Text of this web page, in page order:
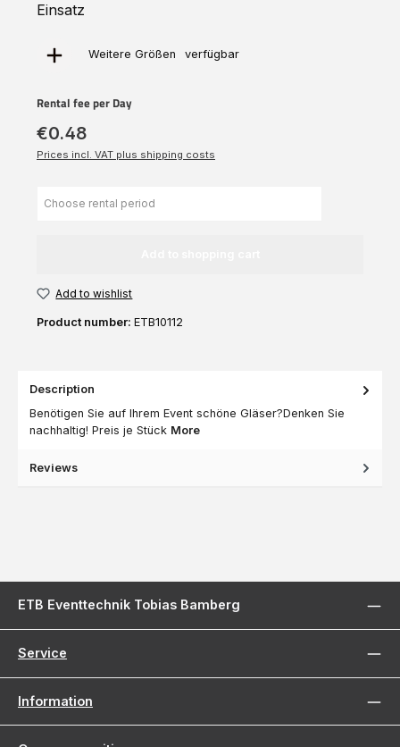
Einsatz
Weitere Größen verfügbar
Rental fee per Day
€0.48
Prices incl. VAT plus shipping costs
Add to wishlist
Product number: ETB10112
Description
Benötigen Sie auf Ihrem Event schöne Gläser?Denken Sie
nachhaltig! Preis je Stück More
Reviews
ETB Eventtechnik Tobias Bamberg
Service
Information